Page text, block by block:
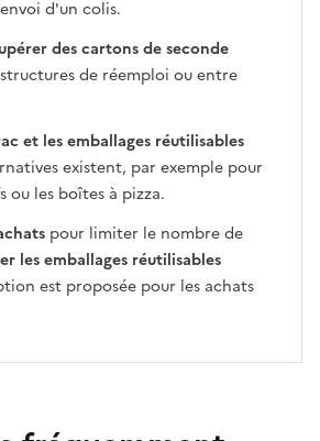
d'un colis.
des cartons de seconde
de réemploi ou entre
et les emballages réutilisables
existent, par exemple pour
ou les boîtes à pizza.
pour limiter le nombre de
les emballages réutilisables
est proposée pour les achats